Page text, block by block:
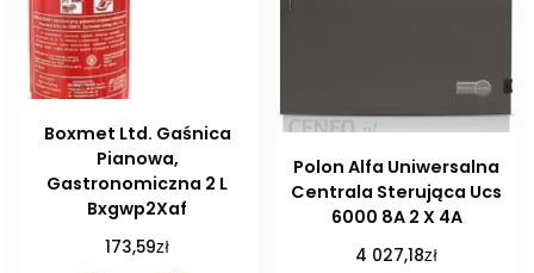
Boxmet Ltd. Gaśnica
Pianowa,
Gastronomiczna 2 L
Bxgwp2Xaf
173,59zł
Polon Alfa Uniwersalna
Centrala Sterująca Ucs
6000 8A 2 X 4A
4 027,18zł